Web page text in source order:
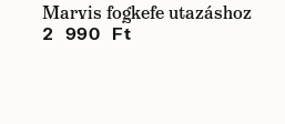
Marvis fogkefe utazáshoz
2 990 Ft